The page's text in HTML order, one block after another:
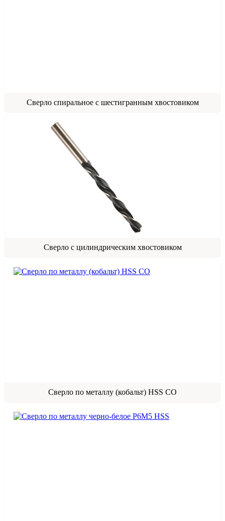
Сверло спиральное с шестигранным хвостовиком
Сверло с цилиндрическим хвостовиком
Сверло по металлу (кобальт) HSS СО